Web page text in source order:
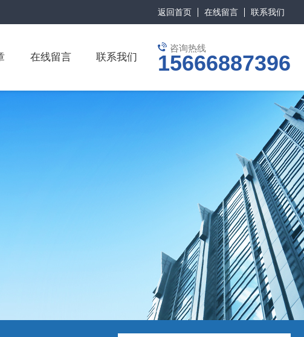
返回首页 在线留言 联系我们
咨询热线
15666887396
在线留言 联系我们